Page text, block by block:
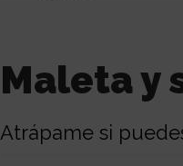
Maleta y
Atrápame si